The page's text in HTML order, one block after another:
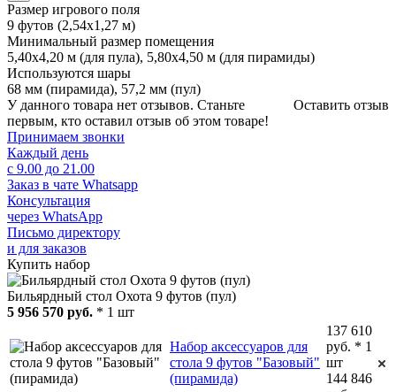
Размер игрового поля
9 футов (2,54х1,27 м)
Минимальный размер помещения
5,40х4,20 м (для пула), 5,80х4,50 м (для пирамиды)
Используются шары
68 мм (пирамида), 57,2 мм (пул)
Оставить отзыв
У данного товара нет отзывов. Станьте
первым, кто оставил отзыв об этом товаре!
Принимаем звонки
Каждый день
с 9.00 до 21.00
Заказ в чате Whatsapp
Консультация
через WhatsApp
Письмо директору
и для заказов
Купить набор
Бильярдный стол Охота 9 футов (пул)
5 956 570 руб. * 1 шт
Набор аксессуаров для
стола 9 футов "Базовый"
(пирамида)
137 610
руб. * 1
шт
144 846